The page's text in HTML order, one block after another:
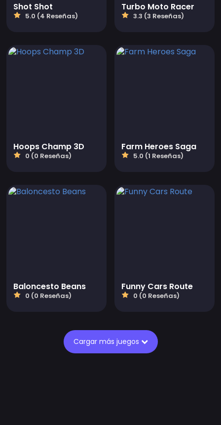
Shot Shot
5.0 (4 Reseñas)
Turbo Moto Racer
3.3 (3 Reseñas)
Hoops Champ 3D
0 (0 Reseñas)
Farm Heroes Saga
5.0 (1 Reseñas)
Baloncesto Beans
0 (0 Reseñas)
Funny Cars Route
0 (0 Reseñas)
Cargar más juegos